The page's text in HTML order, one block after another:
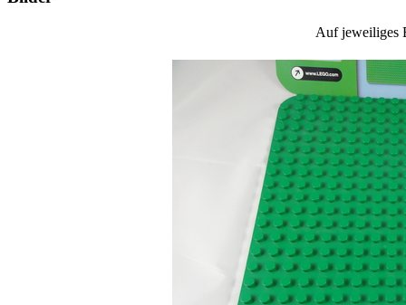
Auf jeweiliges